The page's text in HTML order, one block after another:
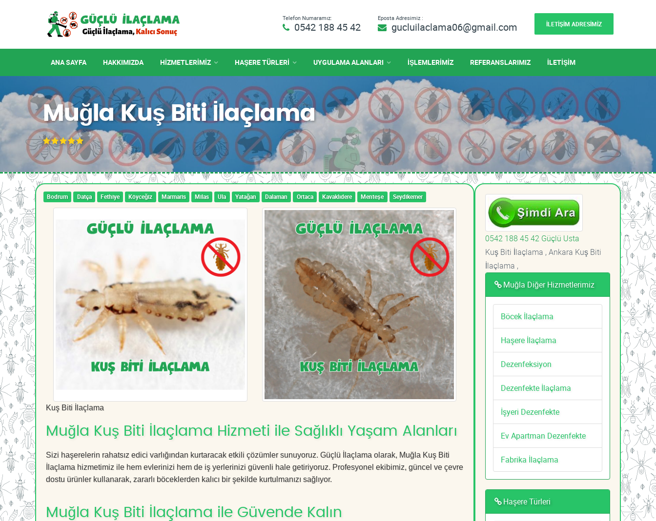
Telefon Numaramız:
0542 188 45 42
Eposta Adresimiz :
gucluilaclama06@gmail.com İLETİŞİM ADRESİMİZ
ANA SAYFA HAKKIMIZDA HIZMETLERIMIZ HAŞERE TÜRLERİ UYGULAMA ALANLARI İŞLEMLERİMİZ REFERANSLARIMIZ İLETİŞİM
Muğla Kuş Biti İlaçlama
Bodrum Datça Fethiye Köyceğiz Marmaris Milas Ula Yatağan Dalaman Ortaca Kavaklıdere Menteşe Seydikemer
Kuş Biti İlaçlama
Muğla Kuş Biti İlaçlama Hizmeti ile Sağlıklı Yaşam Alanları
Sizi haşerelerin rahatsız edici varlığından kurtaracak etkili çözümler sunuyoruz. Güçlü İlaçlama olarak, Muğla Kuş Biti
İlaçlama hizmetimiz ile hem evlerinizi hem de iş yerlerinizi güvenli hale getiriyoruz. Profesyonel ekibimiz, güncel ve çevre
dostu ürünler kullanarak, zararlı böceklerden kalıcı bir şekilde kurtulmanızı sağlıyor.
Muğla Kuş Biti İlaçlama ile Güvende Kalın
0542 188 45 42 Güçlü Usta
Kuş Biti İlaçlama , Ankara Kuş Biti
İlaçlama ,
Muğla Diğer Hizmetlerimiz
Böcek İlaçlama
Haşere İlaçlama
Dezenfeksiyon
Dezenfekte İlaçlama
İşyeri Dezenfekte
Ev Apartman Dezenfekte
Fabrika İlaçlama
Haşere Türleri